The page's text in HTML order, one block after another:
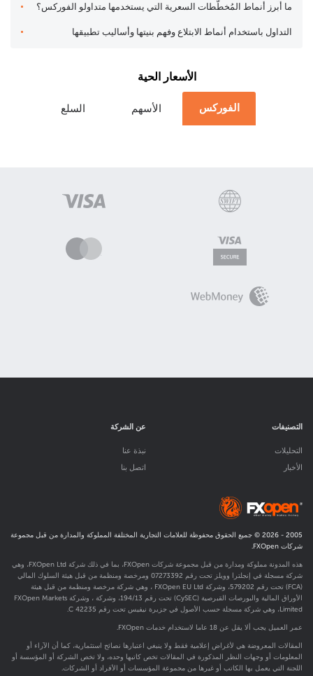
ما أبرز أنماط المُخطَّطات السعرية التي يستخدمها متداولو الفوركس؟
التداول باستخدام أنماط الابتلاع وفهم بنيتها وأساليب تطبيقها
الأسعار الحية
الفوركس الأسهم السلع
التصنيفات
التحليلات
الأخبار
عن الشركة
نبذة عنا
اتصل بنا
2005 -
2026 © جميع الحقوق محفوظة للعلامات التجارية المختلفة المملوكة والمدارة من قبل مجموعة
شركات FXOpen.
هذه المدونة مملوكة ومدارة من قبل مجموعة شركات FXOpen، بما في ذلك شركة FXOpen Ltd، وهي
شركة مسجلة في إنجلترا وويلز تحت رقم 07273392 ومرخصة ومنظمة من قبل هيئة السلوك المالي
(FCA) تحت رقم
579202
، وشركة FXOpen EU Ltd ، وهي شركة مرخصة ومنظمة من قبل هيئة
الأوراق المالية والبورصات القبرصية (CySEC) تحت رقم 194/13، وشركة ، وشركة FXOpen Markets
Limited، وهي شركة مسجلة حسب الأصول في جزيرة نيفيس تحت رقم C 42235.
عمر العميل يجب ألا يقل عن 18 عاما لاستخدام خدمات FXOpen.
المقالات المعروضة هي لأغراض إعلامية فقط ولا ينبغي اعتبارها نصائح استثمارية، كما أن الآراء أو
المعلومات أو وجهات النظر المذكورة في المقالات تخص كاتبها وحده، ولا تخص الشركة أو المؤسسة أو
اللجنة التي يعمل بها الكاتب أو غيرها من مجموعة المؤسسات أو الأفراد أو الشركات.